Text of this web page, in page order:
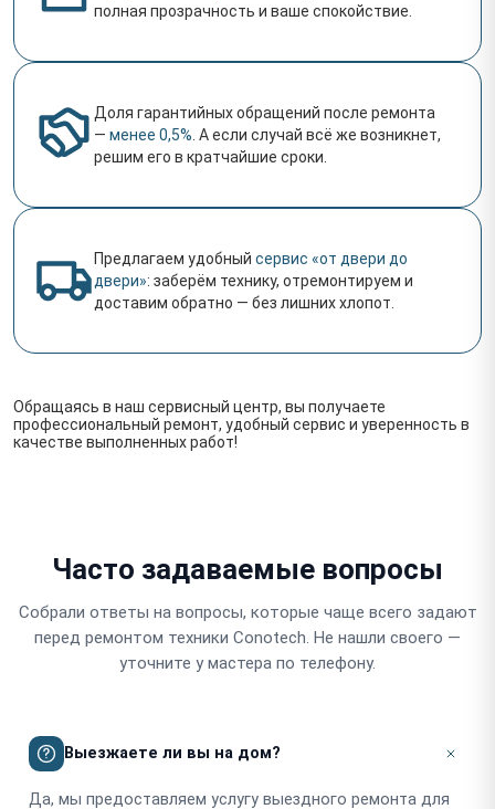
полная прозрачность и ваше спокойствие.
Доля гарантийных обращений после ремонта
— менее 0,5% . А если случай всё же возникнет,
решим его в кратчайшие сроки.
Предлагаем удобный сервис «от двери до
двери»: заберём технику, отремонтируем и
доставим обратно — без лишних хлопот.
Обращаясь в наш сервисный центр, вы получаете
профессиональный ремонт, удобный сервис и уверенность в
качестве выполненных работ!
Часто задаваемые вопросы
Собрали ответы на вопросы, которые чаще всего задают
перед ремонтом техники Conotech. Не нашли своего —
уточните у мастера по телефону.
Выезжаете ли вы на дом?
Да, мы предоставляем услугу выездного ремонта для